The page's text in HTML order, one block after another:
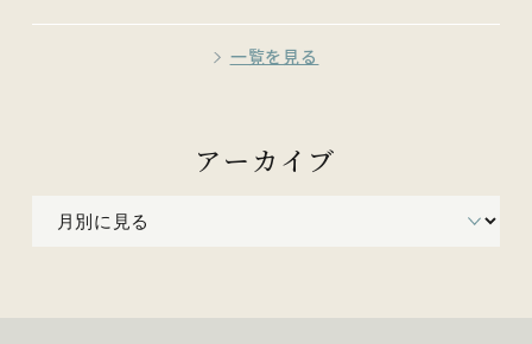
一覧を見る
アーカイブ